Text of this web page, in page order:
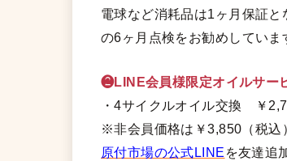
電球など消耗品は1ヶ月保証
の6ヶ月点検をお勧めしていま
❷LINE会員様限定オイルサー
・4サイクルオイル交換 ￥
※非会員価格は￥3,850（税込
原付市場の公式LINE を友達追